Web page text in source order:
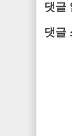
댓글
댓글